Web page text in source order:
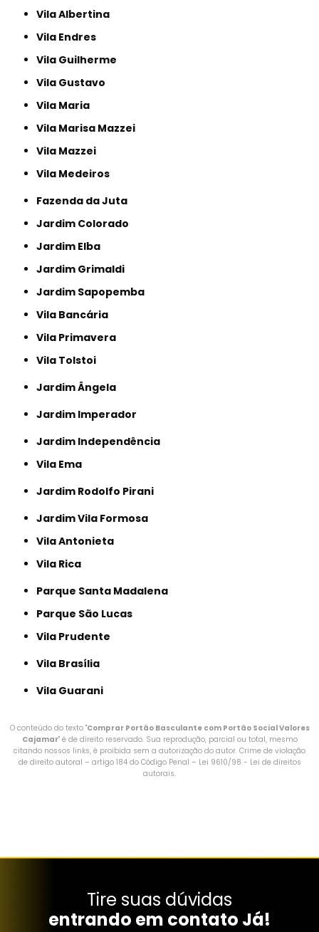
Vila Albertina
Vila Endres
Vila Guilherme
Vila Gustavo
Vila Maria
Vila Marisa Mazzei
Vila Mazzei
Vila Medeiros
Fazenda da Juta
Jardim Colorado
Jardim Elba
Jardim Grimaldi
Jardim Sapopemba
Vila Bancária
Vila Primavera
Vila Tolstoi
Jardim Ângela
Jardim Imperador
Jardim Independência
Vila Ema
Jardim Rodolfo Pirani
Jardim Vila Formosa
Vila Antonieta
Vila Rica
Parque Santa Madalena
Parque São Lucas
Vila Prudente
Vila Brasília
Vila Guarani
O conteúdo do texto "Comprar Portão Basculante com Portão Social Valores
Cajamar" é de direito reservado. Sua reprodução, parcial ou total, mesmo
citando nossos links, é proibida sem a autorização do autor. Crime de violação
de direito autoral – artigo 184 do Código Penal – Lei 9610/98 - Lei de direitos
autorais.
Tire suas dúvidas
entrando em contato Já!